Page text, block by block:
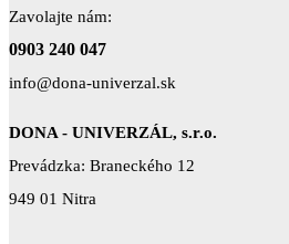
Zavolajte nám:
0903 240 047
info@dona-univerzal.sk
DONA - UNIVERZÁL, s.r.o.
Prevádzka: Braneckého 12
949 01 Nitra